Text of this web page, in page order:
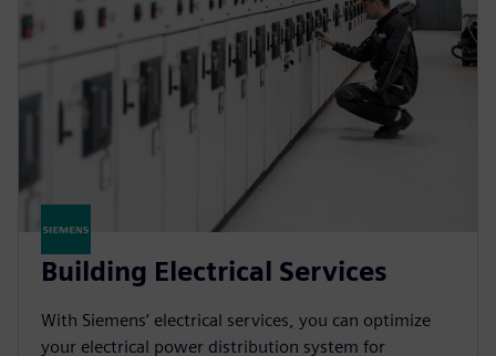
Building Electrical Services
With Siemens’ electrical services, you can optimize
your electrical power distribution system for